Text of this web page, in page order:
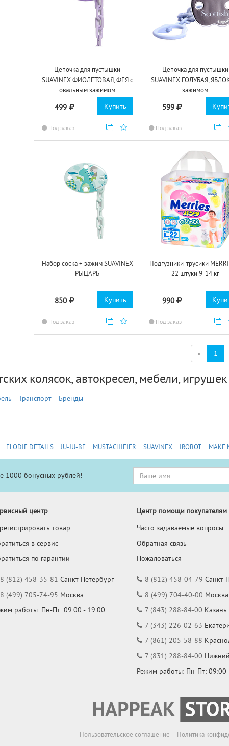
Цепочка для пустышки
SUAVINEX ФИОЛЕТОВАЯ, ФЕЯ с
овальным зажимом
499
Под заказ
Купить
Цепочка для пустышки
SUAVINEX ГОЛУБАЯ,
зажимом
599
Под заказ
Набор соска + зажим SUAVINEX
РЫЦАРЬ
850
Под заказ
Купить
Подгузники-трусики
22 штуки 9-14 кг
990
Под заказ
« 1
колясок, автокресел, мебели,
Транспорт Бренды
ELODIE DETAILS JU-JU-BE MUSTACHIFIER SUAVINEX IROBOT MAKE
1000 бонусных рублей!
центр
товар
в сервис
по гарантии
8 (812) 458-35-81 Санкт-Петербург
8 (499) 705-74-95 Москва
работы: Пн-Пт: 09:00 - 19:00
Центр помощи покупателям
Часто задаваемые вопросы
Обратная связь
Пожаловаться
8 (812) 458-04-79 Санкт-
8 (499) 704-40-00 Москва
7 (843) 288-84-00 Казань
7 (343) 226-02-63
7 (861) 205-58-88
7 (831) 288-84-00
Режим работы: Пн-Пт: 09:00
Пользовательское соглашение
Политика